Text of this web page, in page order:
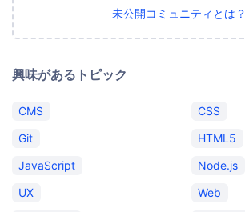
未公開コミュニティとは？
興味があるトピック
CMS
CSS
Git
HTML5
JavaScript
Node.js
UX
Web